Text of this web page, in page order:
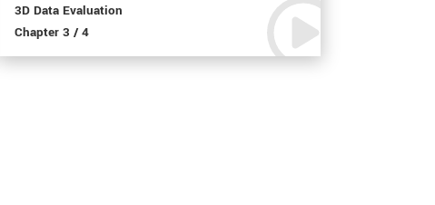
3D Data Evaluation
Chapter 3 / 4